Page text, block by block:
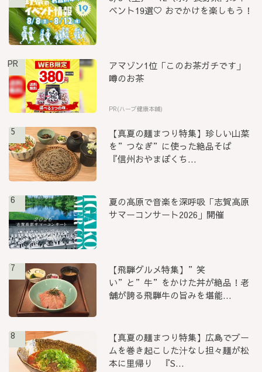
ベント19選♡ おでかけを楽しもう！
PR
アマゾン1位「このお茶ガチです」
噂のお茶
PR(ハーブ健康本舗)
5
【真夏の麺まつり特集】珍しい山菜
を”つなぎ”に使った絶品そば
『信州おやまぼくち...
6
夏の高原で音楽を深呼吸「志賀高原
サマーコンサート2026」開催
7
【飛騨グルメ特集】”笑
い”と”牛”をかけた丼が絶品！老
舗が誇る飛騨牛の旨みを堪能...
8
【真夏の麺まつり特集】広島でブー
ムを巻き起こした汁なし担々麺が松
本に里帰り 『S...